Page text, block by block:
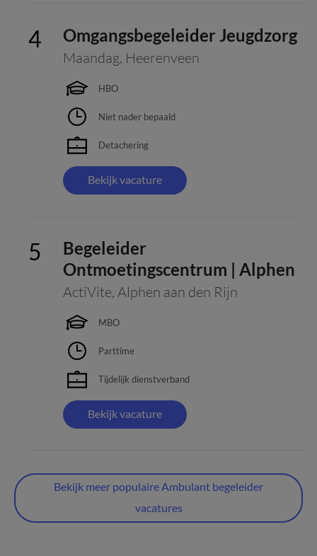
Omgangsbegeleider Jeugdzorg
Maandag, Heerenveen
HBO
Niet nader bepaald
Detachering
Bekijk vacature
Begeleider
Ontmoetingscentrum | Alphen
ActiVite, Alphen aan den Rijn
MBO
Parttime
Tijdelijk dienstverband
Bekijk vacature
Bekijk meer populaire Ambulant begeleider
vacatures